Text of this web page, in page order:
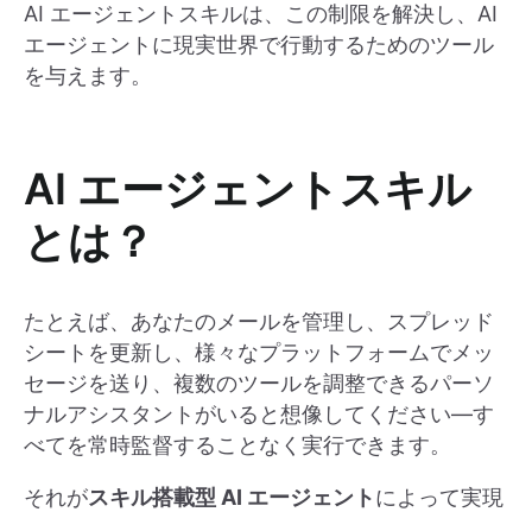
AI エージェントスキルは、この制限を解決し、AI
エージェントに現実世界で行動するためのツール
を与えます。
AI エージェントスキル
とは？
たとえば、あなたのメールを管理し、スプレッド
シートを更新し、様々なプラットフォームでメッ
セージを送り、複数のツールを調整できるパーソ
ナルアシスタントがいると想像してください―す
べてを常時監督することなく実行できます。
それがスキル搭載型 AI エージェントによって実現